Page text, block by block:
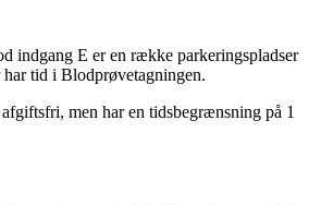
indgang E er en række parkeringspladser
tid i Blodprøvetagningen.
men har en tidsbegrænsning på 1